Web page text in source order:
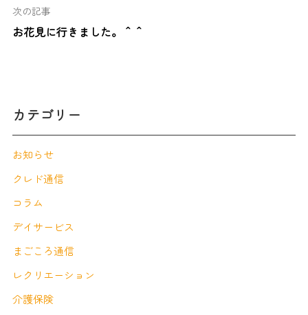
次の記事
お花見に行きました。＾＾
カテゴリー
お知らせ
クレド通信
コラム
デイサービス
まごころ通信
レクリエーション
介護保険